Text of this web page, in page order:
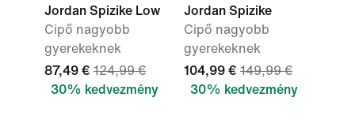
Jordan Spizike Low
Cipő nagyobb
gyerekeknek
87,49 € 124,99 €
30% kedvezmény
Jordan Spizike
Cipő nagyobb
gyerekeknek
104,99 € 149,99 €
30% kedvezmény